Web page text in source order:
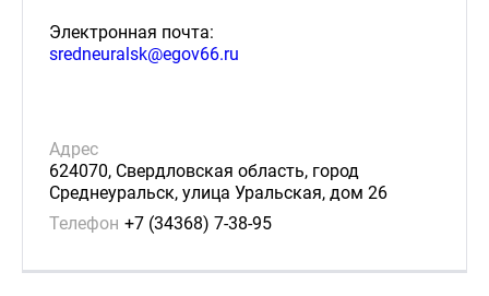
Электронная почта:
sredneuralsk@egov66.ru
Адрес
624070, Свердловская область, город
Среднеуральск, улица Уральская, дом 26
Телефон +7 (34368) 7-38-95